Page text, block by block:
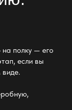
на полку — его
если вы